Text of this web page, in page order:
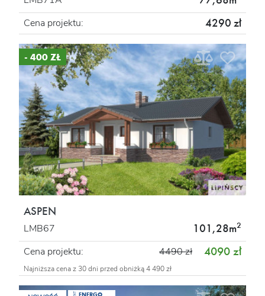
Cena projektu: 4290 zł
- 400 ZŁ
ASPEN
LMB67 101,28m2
Cena projektu: 4090 zł
4490 zł
Najniższa cena z 30 dni przed obniżką 4 490 zł